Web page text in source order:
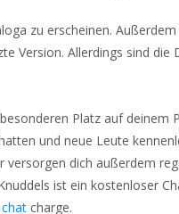
zu erscheinen. Außerdem
Version. Allerdings sind die
Platz auf deinem
und neue Leute
versorgen dich außerdem
ist ein kostenloser
charge.